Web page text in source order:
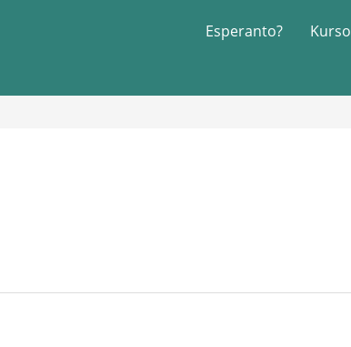
Esperanto? Kurso